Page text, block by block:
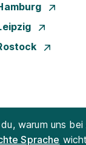
warum uns bei
Sprache